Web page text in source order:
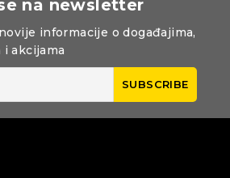
na newsletter
informacije o događajima,
i akcijama